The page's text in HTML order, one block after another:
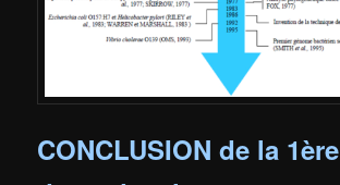
CONCLUSION de la 1ère